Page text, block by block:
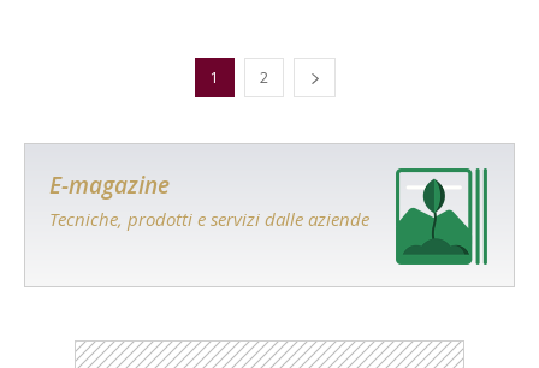
1 2
E-magazine
Tecniche, prodotti e servizi dalle aziende